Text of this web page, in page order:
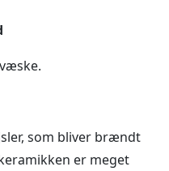
som bliver brændt
er meget